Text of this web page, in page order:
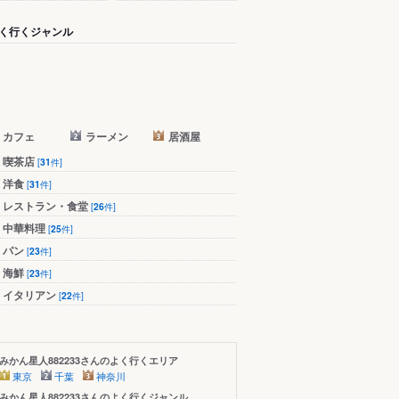
行くジャンル
カフェ ラーメン
居酒屋
喫茶店 [31件]
洋食 [31件]
レストラン・食堂 [26件]
中華料理 [25件]
パン [23件]
海鮮 [23件]
イタリアン [22件]
みかん星人882233さんのよく行くエリア
東京 千葉 神奈川